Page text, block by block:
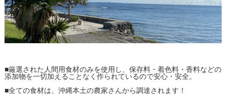
■厳選された人間用食材のみを使用し、保存料・着色料・香料などの
添加物を一切加えることなく作られているので安心・安全。
■全ての食材は、沖縄本土の農家さんから調達されます！